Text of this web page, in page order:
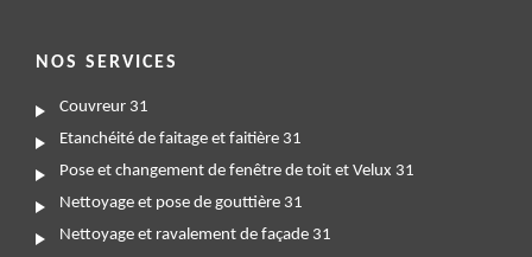
NOS SERVICES
Couvreur 31
Etanchéité de faitage et faitière 31
Pose et changement de fenêtre de toit et Velux 31
Nettoyage et pose de gouttière 31
Nettoyage et ravalement de façade 31